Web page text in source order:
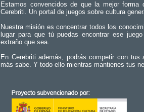
Estamos convencidos de que la mejor forma
Cerebriti. Un portal de juegos sobre cultura
Nuestra misión es concentrar todos los
lugar para que tú puedas encontrar ese
extraño que sea.
En Cerebriti además, podrás competir con
más sabe. Y todo ello mientras mantienes tus